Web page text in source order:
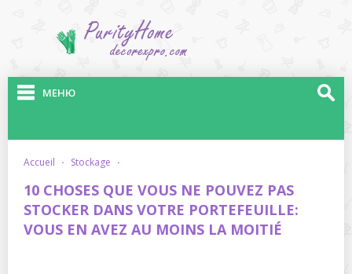
МЕНЮ
accueil · stockage ·
10 CHOSES QUE VOUS NE POUVEZ PAS
STOCKER DANS VOTRE PORTEFEUILLE:
VOUS EN AVEZ AU MOINS LA MOITIÉ